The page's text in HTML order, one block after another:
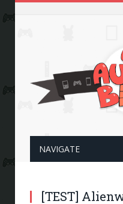
NAVIGATE
[TEST]